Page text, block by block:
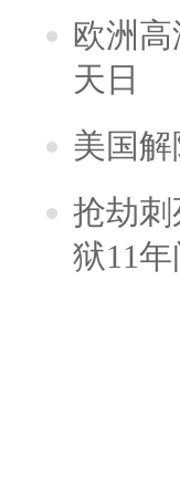
欧洲
天日
美国
抢劫
狱11